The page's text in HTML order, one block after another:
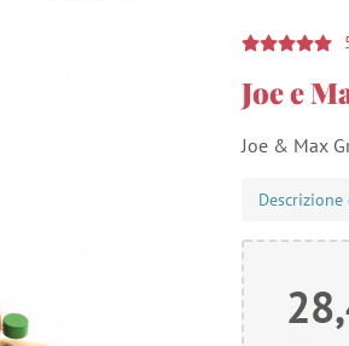
Joe e
Joe & Max